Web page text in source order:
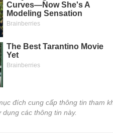
đích cung cấp thông tin tham
các thông tin này.